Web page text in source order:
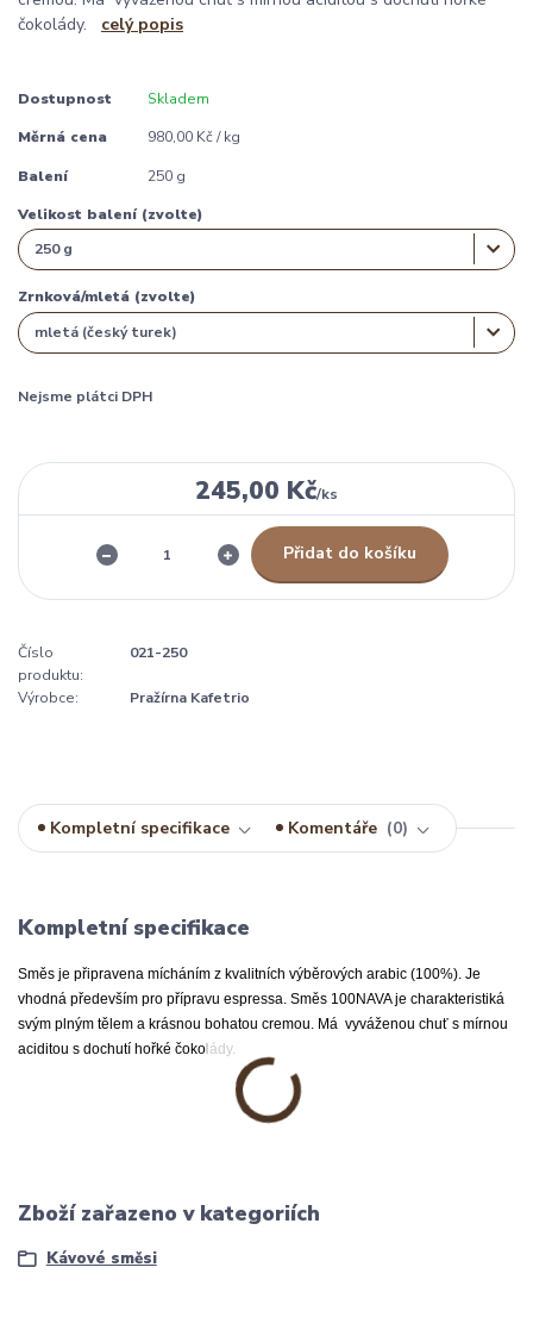
čokolády. celý popis
Dostupnost Skladem
Měrná cena 980,00 Kč / kg
Balení 250 g
Velikost balení (zvolte)
Zrnková/mletá (zvolte)
Nejsme plátci DPH
245,00 Kč/ks
Přidat do košíku
Číslo
produktu:
021-250
Výrobce: Pražírna Kafetrio
Kompletní specifikace Komentáře 0
Kompletní specifikace
Směs je připravena mícháním z kvalitních výběrových arabic (100%). Je
vhodná především pro přípravu espressa. Směs 100NAVA je charakteristiká
svým plným tělem a krásnou bohatou cremou. Má vyváženou chuť s mírnou
aciditou s dochutí hořké čokolády.
Zboží zařazeno v kategoriích
Kávové směsi